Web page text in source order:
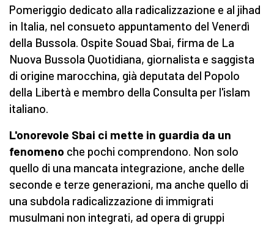
Pomeriggio dedicato alla radicalizzazione e al jihad
in Italia, nel consueto appuntamento del Venerdì
della Bussola. Ospite Souad Sbai, firma de La
Nuova Bussola Quotidiana, giornalista e saggista
di origine marocchina, già deputata del Popolo
della Libertà e membro della Consulta per l'islam
italiano.
L'onorevole Sbai ci mette in guardia da un
fenomeno che pochi comprendono. Non solo
quello di una mancata integrazione, anche delle
seconde e terze generazioni, ma anche quello di
una subdola radicalizzazione di immigrati
musulmani non integrati, ad opera di gruppi